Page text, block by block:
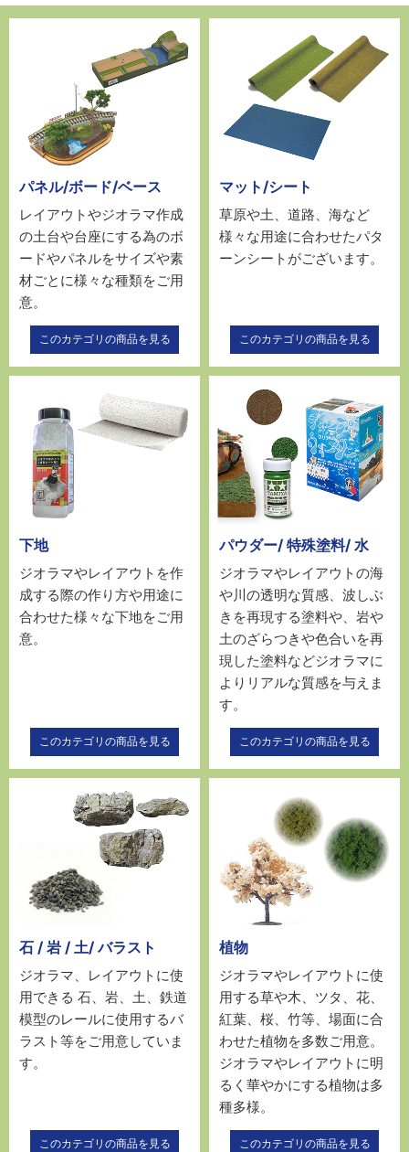
パネル/ボード/ベース
レイアウトやジオラマ作成
の土台や台座にする為のボ
ードやパネルをサイズや素
材ごとに様々な種類をご用
意。
このカテゴリの商品を見る
マット/シート
草原や土、道路、海など
様々な用途に合わせたパタ
ーンシートがございます。
このカテゴリの商品を見る
下地
ジオラマやレイアウトを作
成する際の作り方や用途に
合わせた様々な下地をご用
意。
このカテゴリの商品を見る
パウダー/ 特殊塗料/ 水
ジオラマやレイアウトの海
や川の透明な質感、波しぶ
きを再現する塗料や、岩や
土のざらつきや色合いを再
現した塗料などジオラマに
よりリアルな質感を与えま
す。
このカテゴリの商品を見る
石 / 岩 / 土/ バラスト
ジオラマ、レイアウトに使
用できる 石、岩、土、鉄道
模型のレールに使用するバ
ラスト等をご用意していま
す。
このカテゴリの商品を見る
植物
ジオラマやレイアウトに使
用する草や木、ツタ、花、
紅葉、桜、竹等、場面に合
わせた植物を多数ご用意。
ジオラマやレイアウトに明
るく華やかにする植物は多
種多様。
このカテゴリの商品を見る